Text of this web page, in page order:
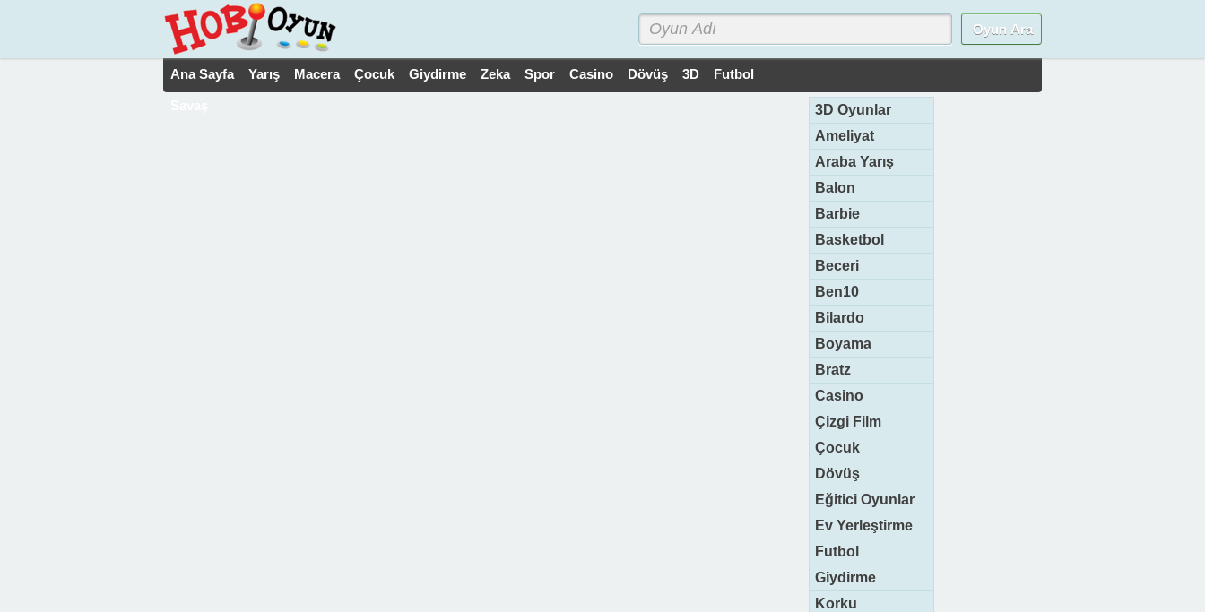
Ana Sayfa Yarış Macera Çocuk Giydirme Zeka Spor Casino Dövüş 3D Futbol
3D Oyunlar
Ameliyat
Araba Yarış
Balon
Barbie
Basketbol
Beceri
Ben10
Bilardo
Boyama
Bratz
Casino
Çizgi Film
Çocuk
Dövüş
Eğitici Oyunlar
Ev Yerleştirme
Futbol
Giydirme
Korku